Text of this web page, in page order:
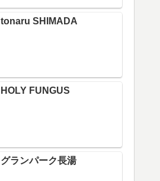
tonaru SHIMADA
HOLY FUNGUS
グランパーク長湯